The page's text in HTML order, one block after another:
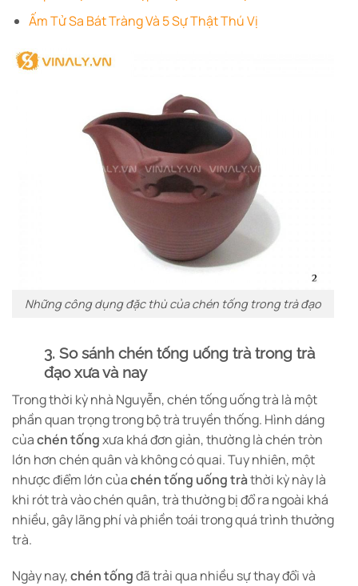
Ấm Tử Sa Bát Tràng Và 5 Sự Thật Thú Vị
Những công dụng đặc thù của chén tống trong trà đạo
3. So sánh chén tống uống trà trong trà
đạo xưa và nay
Trong thời kỳ nhà Nguyễn, chén tống uống trà là một
phần quan trọng trong bộ trà truyền thống. Hình dáng
củachén tốngxưa khá đơn giản, thường là chén tròn
lớn hơn chén quân và không có quai. Tuy nhiên, một
nhược điểm lớn củachén tống uống tràthời kỳ này là
khi rót trà vào chén quân, trà thường bị đổ ra ngoài khá
nhiều, gây lãng phí và phiền toái trong quá trình thưởng
trà.
Ngày nay,chén tốngđã trải qua nhiều sự thay đổi và